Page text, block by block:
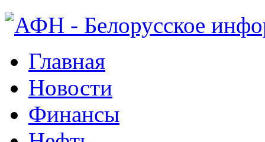
Главная
Новости
Финансы